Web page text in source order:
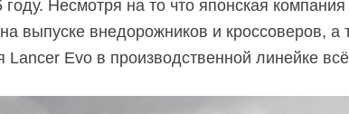
Несмотря на то что японская
выпуске внедорожников и кроссоверов, а
Evo в производственной линейке